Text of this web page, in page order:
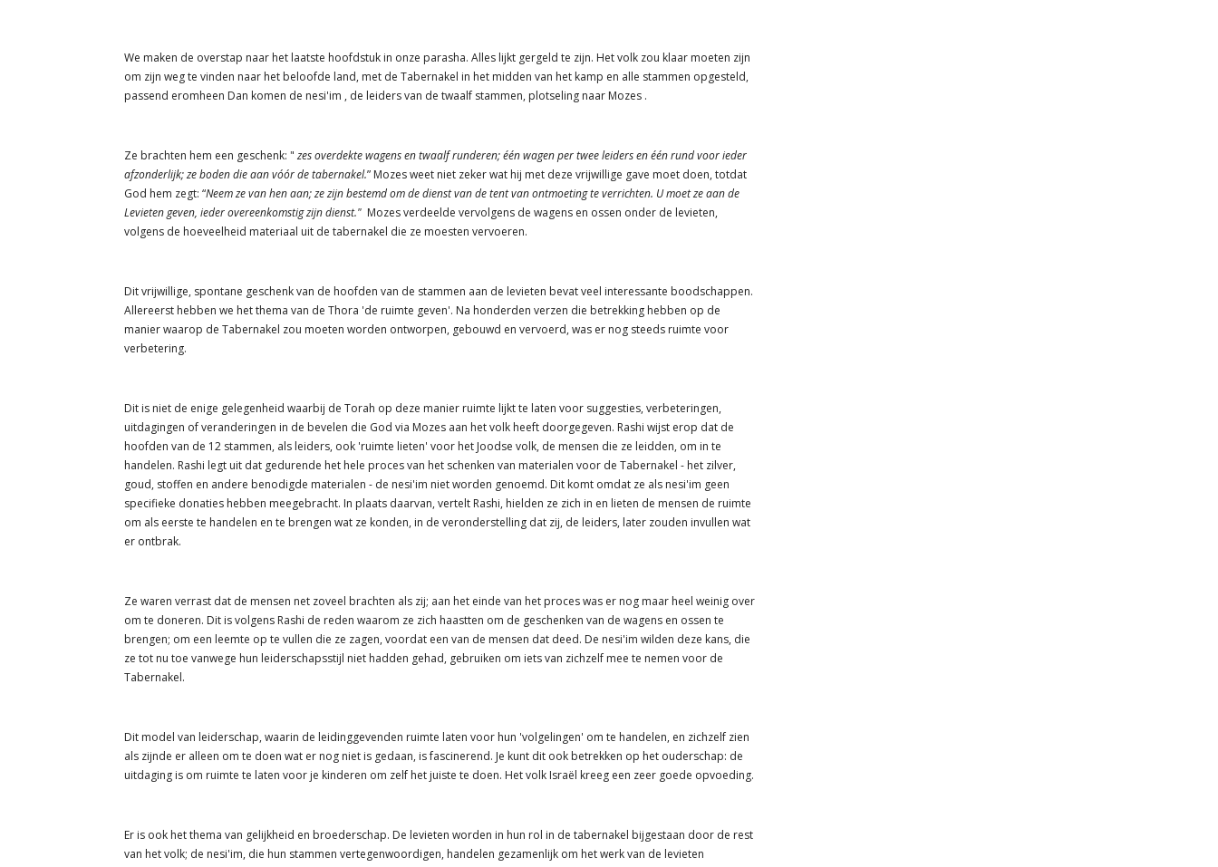
We maken de overstap naar het laatste hoofdstuk in onze parasha. Alles lijkt gergeld te zijn. Het volk zou klaar moeten zijn
om zijn weg te vinden naar het beloofde land, met de Tabernakel in het midden van het kamp en alle stammen opgesteld,
passend eromheen Dan komen de nesi'im , de leiders van de twaalf stammen, plotseling naar Mozes .
Ze brachten hem een ​​geschenk: " zes overdekte wagens en twaalf runderen; één wagen per twee leiders en één rund voor ieder
afzonderlijk; ze boden die aan vóór de tabernakel.” Mozes weet niet zeker wat hij met deze vrijwillige gave moet doen, totdat
God hem zegt: “Neem ze van hen aan; ze zijn bestemd om de dienst van de tent van ontmoeting te verrichten. U moet ze aan de
Levieten geven, ieder overeenkomstig zijn dienst." Mozes verdeelde vervolgens de wagens en ossen onder de levieten,
volgens de hoeveelheid materiaal uit de tabernakel die ze moesten vervoeren.
Dit vrijwillige, spontane geschenk van de hoofden van de stammen aan de levieten bevat veel interessante boodschappen.
Allereerst hebben we het thema van de Thora 'de ruimte geven'. Na honderden verzen die betrekking hebben op de
manier waarop de Tabernakel zou moeten worden ontworpen, gebouwd en vervoerd, was er nog steeds ruimte voor
verbetering.
Dit is niet de enige gelegenheid waarbij de Torah op deze manier ruimte lijkt te laten voor suggesties, verbeteringen,
uitdagingen of veranderingen in de bevelen die God via Mozes aan het volk heeft doorgegeven. Rashi wijst erop dat de
hoofden van de 12 stammen, als leiders, ook 'ruimte lieten' voor het Joodse volk, de mensen die ze leidden, om in te
handelen. Rashi legt uit dat gedurende het hele proces van het schenken van materialen voor de Tabernakel - het zilver,
goud, stoffen en andere benodigde materialen - de nesi'im niet worden genoemd. Dit komt omdat ze als nesi'im geen
specifieke donaties hebben meegebracht. In plaats daarvan, vertelt Rashi, hielden ze zich in en lieten de mensen de ruimte
om als eerste te handelen en te brengen wat ze konden, in de veronderstelling dat zij, de leiders, later zouden invullen wat
er ontbrak.
Ze waren verrast dat de mensen net zoveel brachten als zij; aan het einde van het proces was er nog maar heel weinig over
om te doneren. Dit is volgens Rashi de reden waarom ze zich haastten om de geschenken van de wagens en ossen te
brengen; om een ​​leemte op te vullen die ze zagen, voordat een van de mensen dat deed. De nesi'im wilden deze kans, die
ze tot nu toe vanwege hun leiderschapsstijl niet hadden gehad, gebruiken om iets van zichzelf mee te nemen voor de
Tabernakel.
Dit model van leiderschap, waarin de leidinggevenden ruimte laten voor hun 'volgelingen' om te handelen, en zichzelf zien
als zijnde er alleen om te doen wat er nog niet is gedaan, is fascinerend. Je kunt dit ook betrekken op het ouderschap: de
uitdaging is om ruimte te laten voor je kinderen om zelf het juiste te doen. Het volk Israël kreeg een zeer goede opvoeding.
Er is ook het thema van gelijkheid en broederschap. De levieten worden in hun rol in de tabernakel bijgestaan ​​door de rest
van het volk; de nesi'im, die hun stammen vertegenwoordigen, handelen gezamenlijk om het werk van de levieten